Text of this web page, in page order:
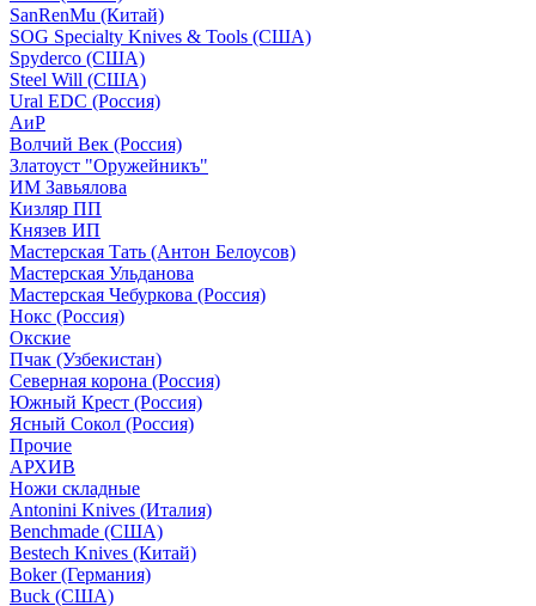
SanRenMu (Китай)
SOG Specialty Knives & Tools (США)
Spyderco (США)
Steel Will (США)
Ural EDC (Россия)
АиР
Волчий Век (Россия)
Златоуст "Оружейникъ"
ИМ Завьялова
Кизляр ПП
Князев ИП
Мастерская Тать (Антон Белоусов)
Мастерская Ульданова
Мастерская Чебуркова (Россия)
Нокс (Россия)
Окские
Пчак (Узбекистан)
Северная корона (Россия)
Южный Крест (Россия)
Ясный Сокол (Россия)
Прочие
АРХИВ
Ножи складные
Antonini Knives (Италия)
Benchmade (США)
Bestech Knives (Китай)
Boker (Германия)
Buck (США)